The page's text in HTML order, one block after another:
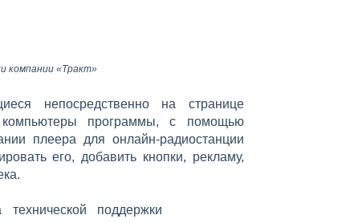
компании «Тракт»
непосредственно на странице
компьютеры программы, с помощью
плеера для онлайн-радиостанции
его, добавить кнопки, рекламу,